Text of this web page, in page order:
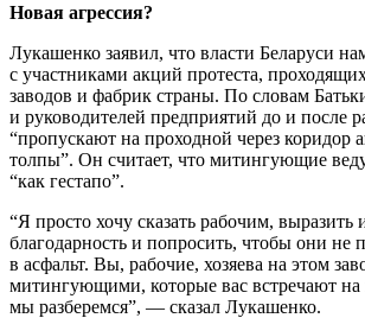
Новая агрессия?
Лукашенко заявил, что власти Беларуси
с участниками акций протеста,
заводов и фабрик страны. По словам
и руководителей предприятий до и после
“пропускают на проходной через коридор
толпы”. Он считает, что митингующие
“как гестапо”.
“Я просто хочу сказать рабочим,
благодарность и попросить, чтобы они не
в асфальт. Вы, рабочие, хозяева на этом
митингующими, которые вас встречают на
мы разберемся”, — сказал Лукашенко.